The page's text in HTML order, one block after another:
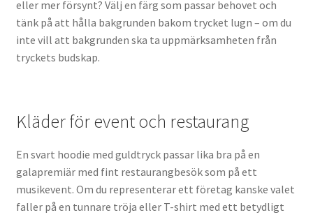
eller mer försynt? Välj en färg som passar behovet och
tänk på att hålla bakgrunden bakom trycket lugn – om du
inte vill att bakgrunden ska ta uppmärksamheten från
tryckets budskap.
Kläder för event och restaurang
En svart hoodie med guldtryck passar lika bra på en
galapremiär med fint restaurangbesök som på ett
musikevent. Om du representerar ett företag kanske valet
faller på en tunnare tröja eller T-shirt med ett betydligt